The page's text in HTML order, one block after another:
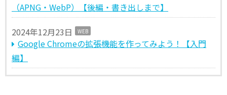
（APNG・WebP）【後編・書き出しまで】
2024年12月23日 WEB
Google Chromeの拡張機能を作ってみよう！【入門
編】